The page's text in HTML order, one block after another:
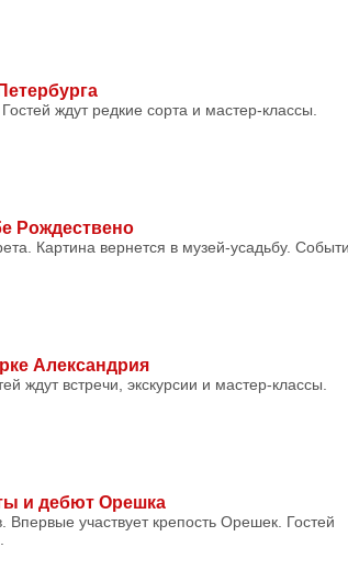
ждут редкие сорта и мастер-классы.
Рождествено
Картина вернется в музей-усадьбу.
Александрия
ждут встречи, экскурсии и мастер-классы.
и дебют Орешка
участвует крепость Орешек. Гостей